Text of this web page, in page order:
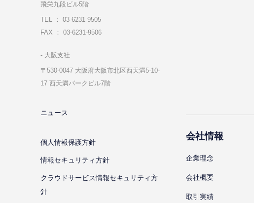
飛栄九段ビル5階
TEL ： 03-6231-9505
FAX ： 03-6231-9506
⼤阪⽀社
〒530-0047 ⼤阪府⼤阪市北区⻄天満5-10-
17 ⻄天満パークビル7階
ニュース
個⼈情報保護⽅針
情報セキュリティ⽅針
クラウドサービス情報セキュリティ方
針
会社情報
企業理念
会社概要
取引実績